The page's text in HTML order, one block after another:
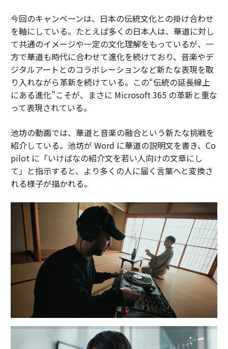
今回のキャンペーンは、日本の伝統文化との掛け合わせ
を軸にしている。たとえば多くの日本人は、華道に対し
て共通のイメージや一定の文化理解をもっているが、一
方で華道も時代に合わせて進化を続けており、音楽やデ
ジタルアートとのコラボレーションなど新たな表現を取
り入れながら革新を続けている。この“伝統の延長線上
にある進化”こそが、まさに Microsoft 365 の革新と重な
って表現されている。
池坊の動画では、華道と音楽の融合という新たな挑戦を
紹介している。池坊が Word に華道の説明文を書き、Co
pilot に「いけばなの紹介文を若い人向けの文章にし
て」と指示すると、より多くの人に届く言葉へと変換さ
れる様子が描かれる。